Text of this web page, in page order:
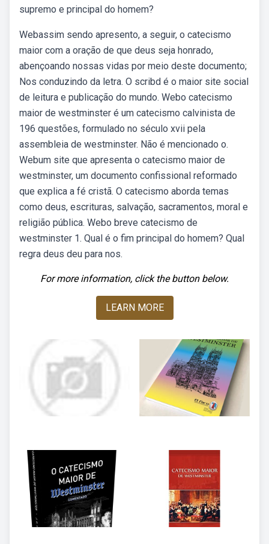
supremo e principal do homem?
Webassim sendo apresento, a seguir, o catecismo
maior com a oração de que deus seja honrado,
abençoando nossas vidas por meio deste documento;
Nos conduzindo da letra. O scribd é o maior site social
de leitura e publicação do mundo. Webo catecismo
maior de westminster é um catecismo calvinista de
196 questões, formulado no século xvii pela
assembleia de westminster. Não é mencionado o.
Webum site que apresenta o catecismo maior de
westminster, um documento confissional reformado
que explica a fé cristã. O catecismo aborda temas
como deus, escrituras, salvação, sacramentos, moral e
religião pública. Webo breve catecismo de
westminster 1. Qual é o fim principal do homem? Qual
regra deus deu para nos.
For more information, click the button below.
LEARN MORE